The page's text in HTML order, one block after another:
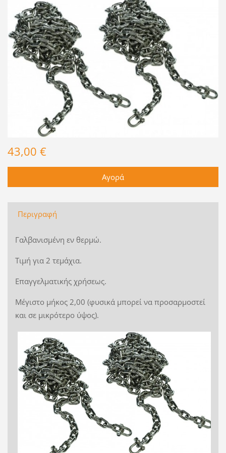
43,00 €
Περιγραφή
Γαλβανισμένη εν θερμώ.
Τιμή για 2 τεμάχια.
Επαγγελματικής χρήσεως.
Μέγιστο μήκος 2,00 (φυσικά μπορεί να προσαρμοστεί
και σε μικρότερο ύψος).